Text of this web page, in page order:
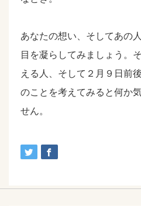
あなたの想い、そしてあの
目を凝らしてみましょう。
える人、そして２月９日前
のことを考えてみると何か
せん。